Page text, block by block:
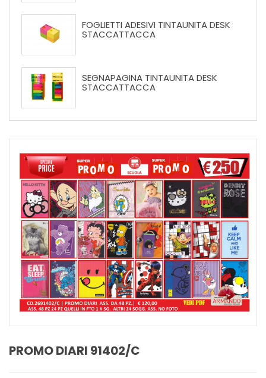
FOGLIETTI ADESIVI TINTAUNITA DESK
STACCATTACCA
SEGNAPAGINA TINTAUNITA DESK
STACCATTACCA
PROMO DIARI 91402/C